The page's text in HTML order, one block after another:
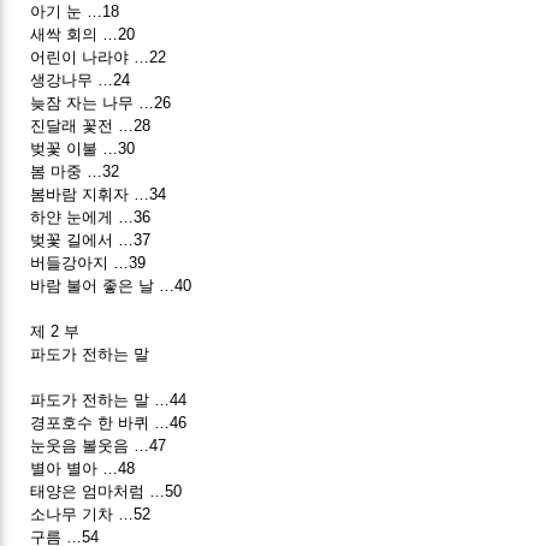
아기 눈 …18
새싹 회의 …20
어린이 나라야 …22
생강나무 …24
늦잠 자는 나무 …26
진달래 꽃전 …28
벚꽃 이불 …30
봄 마중 …32
봄바람 지휘자 …34
하얀 눈에게 …36
벚꽃 길에서 …37
버들강아지 …39
바람 불어 좋은 날 …40
제 2 부
파도가 전하는 말
파도가 전하는 말 …44
경포호수 한 바퀴 …46
눈웃음 볼웃음 …47
별아 별아 …48
태양은 엄마처럼 …50
소나무 기차 …52
구름 …54